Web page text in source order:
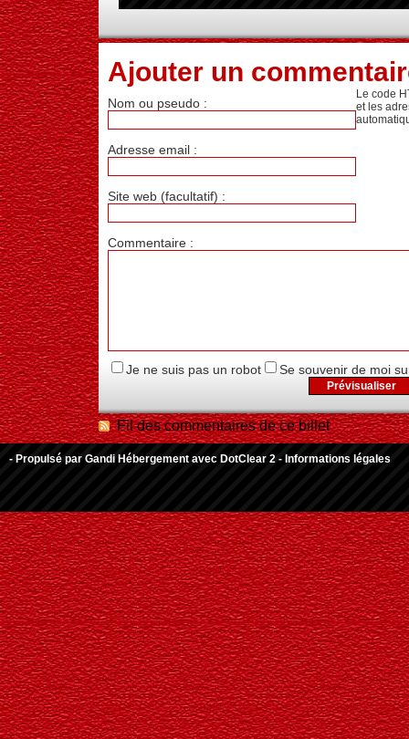
Ajouter un
Nom ou pseudo :
Adresse email :
Site web (facultatif) :
Commentaire :
Le code
et les
Je ne suis pas un robot Se souvenir de moi
Fil des commentaires de ce billet
- Propulsé par Gandi Hébergement avec DotClear 2 - Informations légales